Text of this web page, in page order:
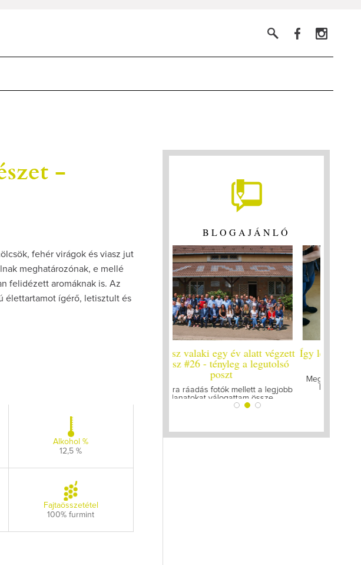
-
fehér virágok és viasz jut
meghatározónak, e mellé
felidézett aromáknak is. Az
élettartamot ígérő, letisztult és
Alkohol %
12,5 %
Fajtaösszetétel
100% furmint
BLOGAJÁNLÓ
Így lesz valaki egy év alatt végzett
borász #25
Megírtuk a modulzáró vizsgákat, már
lázasan készülünk az utolsó...